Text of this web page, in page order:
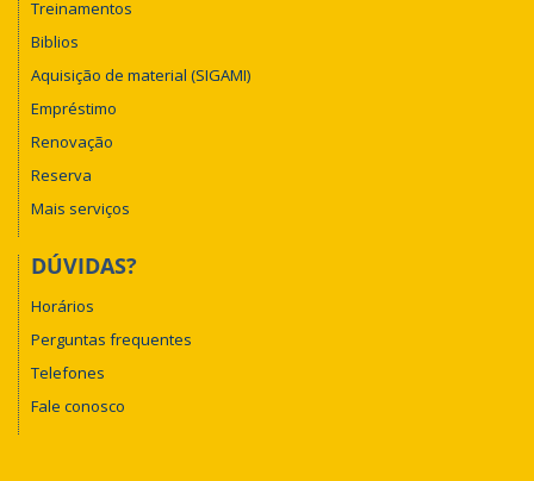
Treinamentos
Biblios
Aquisição de material (SIGAMI)
Empréstimo
Renovação
Reserva
Mais serviços
DÚVIDAS?
Horários
Perguntas frequentes
Telefones
Fale conosco